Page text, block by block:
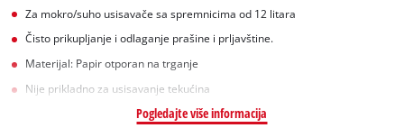
Za mokro/suho usisavače sa spremnicima od 12 litara
Čisto prikupljanje i odlaganje prašine i prljavštine.
Materijal: Papir otporan na trganje
Nije prikladno za usisavanje tekućina
Pogledajte više informacija